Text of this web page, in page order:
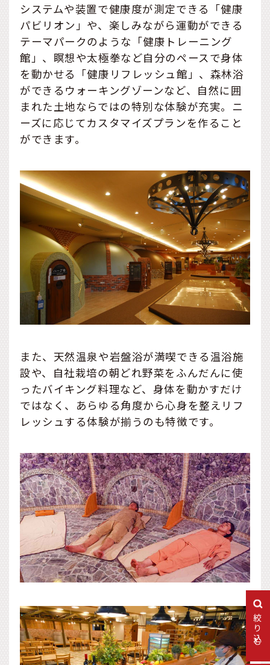
絞り込む
システムや装置で健康度が測定できる「健康
パビリオン」や、楽しみながら運動ができる
テーマパークのような「健康トレーニング
館」、瞑想や太極拳など自分のペースで身体
を動かせる「健康リフレッシュ館」、森林浴
ができるウォーキングゾーンなど、自然に囲
まれた土地ならではの特別な体験が充実。ニ
ーズに応じてカスタマイズプランを作ること
ができます。
また、天然温泉や岩盤浴が満喫できる温浴施
設や、自社栽培の朝どれ野菜をふんだんに使
ったバイキング料理など、身体を動かすだけ
ではなく、あらゆる角度から心身を整えリフ
レッシュする体験が揃うのも特徴です。